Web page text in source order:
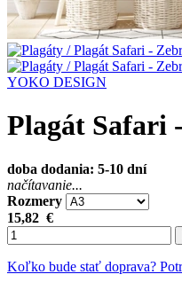
YOKO DESIGN
Plagát Safari
doba dodania: 5-10 dní
načítavanie...
Rozmery
15,82 €
Koľko bude stať doprava?